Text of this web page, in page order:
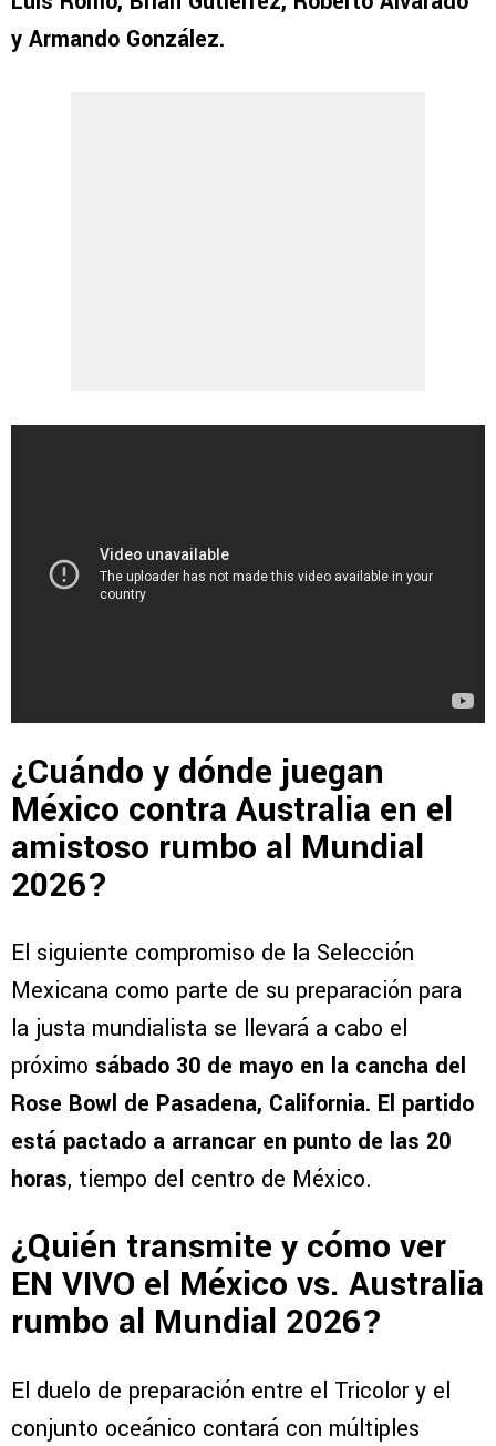
y Armando González.
¿Cuándo y dónde juegan
México contra Australia en el
amistoso rumbo al Mundial
2026?
El siguiente compromiso de la Selección
Mexicana como parte de su preparación para
la justa mundialista se llevará a cabo el
próximo sábado 30 de mayo en la cancha del
Rose Bowl de Pasadena, California. El partido
está pactado a arrancar en punto de las 20
horas, tiempo del centro de México.
¿Quién transmite y cómo ver
EN VIVO el México vs. Australia
rumbo al Mundial 2026?
El duelo de preparación entre el Tricolor y el
conjunto oceánico contará con múltiples